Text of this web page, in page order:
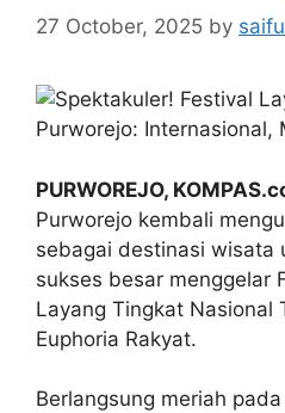
27 October, 2025 by
PURWOREJO,
Purworejo kembali
sebagai destinasi wisata
sukses besar menggelar
Layang Tingkat Nasional
Euphoria Rakyat.
Berlangsung meriah